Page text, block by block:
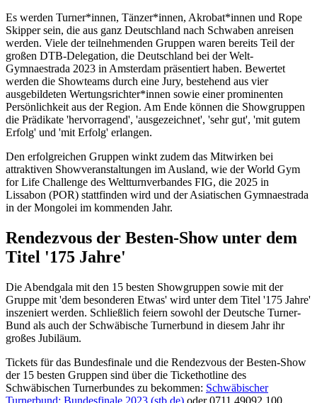
Es werden Turner*innen, Tänzer*innen, Akrobat*innen und Rope
Skipper sein, die aus ganz Deutschland nach Schwaben anreisen
werden. Viele der teilnehmenden Gruppen waren bereits Teil der
großen DTB-Delegation, die Deutschland bei der Welt-
Gymnaestrada 2023 in Amsterdam präsentiert haben. Bewertet
werden die Showteams durch eine Jury, bestehend aus vier
ausgebildeten Wertungsrichter*innen sowie einer prominenten
Persönlichkeit aus der Region. Am Ende können die Showgruppen
die Prädikate 'hervorragend', 'ausgezeichnet', 'sehr gut', 'mit gutem
Erfolg' und 'mit Erfolg' erlangen.
Den erfolgreichen Gruppen winkt zudem das Mitwirken bei
attraktiven Showveranstaltungen im Ausland, wie der World Gym
for Life Challenge des Weltturnverbandes FIG, die 2025 in
Lissabon (POR) stattfinden wird und der Asiatischen Gymnaestrada
in der Mongolei im kommenden Jahr.
Rendezvous der Besten-Show unter dem
Titel '175 Jahre'
Die Abendgala mit den 15 besten Showgruppen sowie mit der
Gruppe mit 'dem besonderen Etwas' wird unter dem Titel '175 Jahre'
inszeniert werden. Schließlich feiern sowohl der Deutsche Turner-
Bund als auch der Schwäbische Turnerbund in diesem Jahr ihr
großes Jubiläum.
Tickets für das Bundesfinale und die Rendezvous der Besten-Show
der 15 besten Gruppen sind über die Tickethotline des
Schwäbischen Turnerbundes zu bekommen: Schwäbischer
Turnerbund: Bundesfinale 2023 (stb.de) oder 0711 49092 100.